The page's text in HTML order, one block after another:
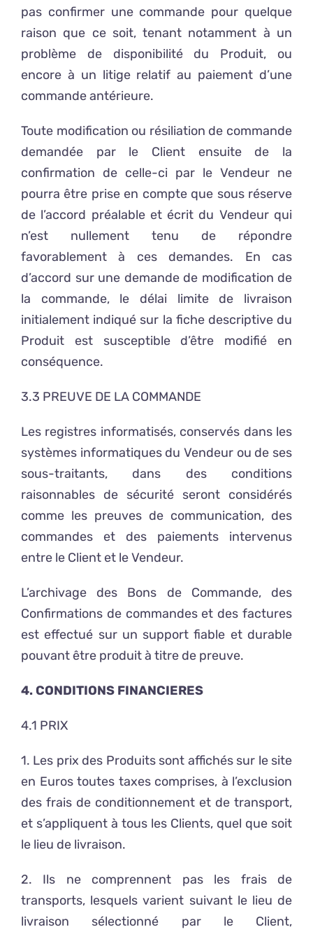
pas confirmer une commande pour quelque
raison que ce soit, tenant notamment à un
problème de disponibilité du Produit, ou
encore à un litige relatif au paiement d’une
commande antérieure.
Toute modification ou résiliation de commande
demandée par le Client ensuite de la
confirmation de celle-ci par le Vendeur ne
pourra être prise en compte que sous réserve
de l’accord préalable et écrit du Vendeur qui
n’est nullement tenu de répondre
favorablement à ces demandes. En cas
d’accord sur une demande de modification de
la commande, le délai limite de livraison
initialement indiqué sur la fiche descriptive du
Produit est susceptible d’être modifié en
conséquence.
3.3 PREUVE DE LA COMMANDE
Les registres informatisés, conservés dans les
systèmes informatiques du Vendeur ou de ses
sous-traitants, dans des conditions
raisonnables de sécurité seront considérés
comme les preuves de communication, des
commandes et des paiements intervenus
entre le Client et le Vendeur.
L’archivage des Bons de Commande, des
Confirmations de commandes et des factures
est effectué sur un support fiable et durable
pouvant être produit à titre de preuve.
4. CONDITIONS FINANCIERES
4.1 PRIX
1. Les prix des Produits sont affichés sur le site
en Euros toutes taxes comprises, à l’exclusion
des frais de conditionnement et de transport,
et s’appliquent à tous les Clients, quel que soit
le lieu de livraison.
2. Ils ne comprennent pas les frais de
transports, lesquels varient suivant le lieu de
livraison sélectionné par le Client,